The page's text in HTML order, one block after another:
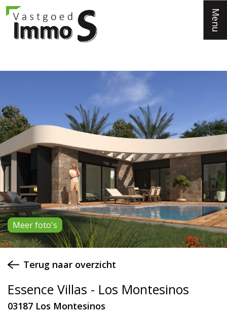
Menu
Meer foto's
Terug naar overzicht
Essence Villas - Los Montesinos
03187 Los Montesinos